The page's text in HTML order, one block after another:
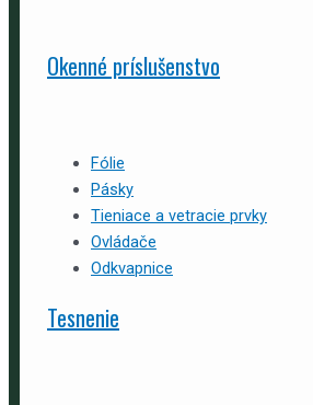
Okenné príslušenstvo
Fólie
Pásky
Tieniace a vetracie prvky
Ovládače
Odkvapnice
Tesnenie